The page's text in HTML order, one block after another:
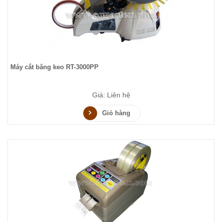
Máy cắt băng keo RT-3000PP
Giá: Liên hệ
Giỏ hàng